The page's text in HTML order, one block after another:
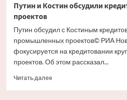
Путин и Костин обсудили
проектов
Путин обсудил с Костиным
промышленных проектов© РИА
фокусируется на кредитовании
проектов. Об этом рассказал...
Читать далееПрочитать